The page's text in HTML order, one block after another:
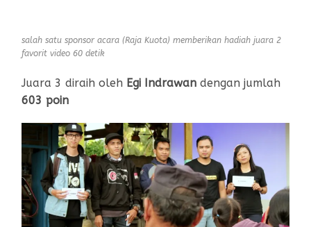
salah satu sponsor acara (Raja Kuota) memberikan hadiah juara 2
favorit video 60 detik
Juara 3 diraih oleh Egi Indrawan dengan jumlah
603 poin